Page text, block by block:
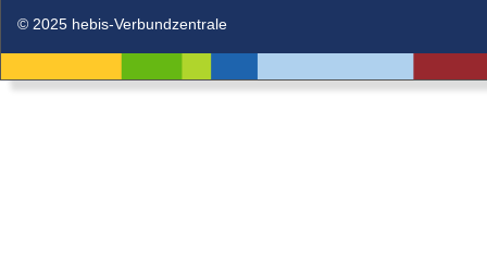
© 2025 hebis-Verbundzentrale